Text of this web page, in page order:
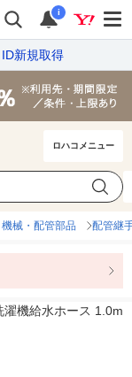
i
ID新規取得
ロハコメニュー
械・配管部品 配管継